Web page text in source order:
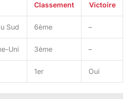
Classement Victoire
Sud 6ème –
Uni 3ème –
1er Oui